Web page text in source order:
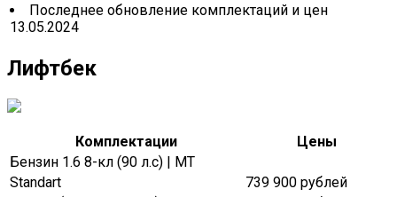
Последнее обновление комплектаций и цен
13.05.2024
Лифтбек
Комплектации
Цены
Бензин 1.6 8-кл (90 л.с) | MT
Standart
739 900 рублей